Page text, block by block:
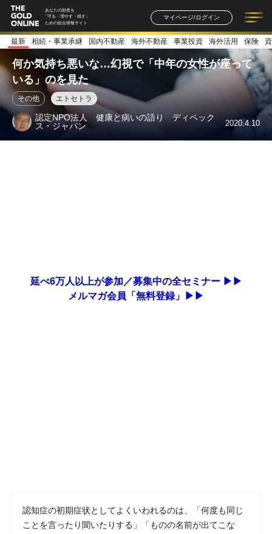
あなたの財産を
「守る・増やす・残す」
ための総合情報サイト
マイページ/ログイン
記事一覧 連載一覧
著者一覧 書籍一覧
最新 相続・事業承継 国内不動産 海外不動産 事業投資 海外活用 保険
何か気持ち悪いな…幻視で「中年の女性が座って
いる」のを見た
その他 エトセトラ
認定NPO法人 健康と病いの語り ディペック
ス・ジャパン
2020.4.10
延べ6万人以上が参加／募集中の全セミナー ▶▶
メルマガ会員「無料登録」▶▶
認知症の初期症状としてよくいわれるのは、「何度も同じ
ことを言ったり聞いたりする」「ものの名前が出てこな